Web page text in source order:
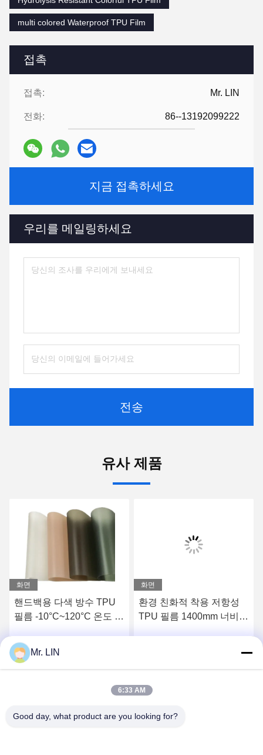
접촉
접촉: Mr. LIN
전화: 86--13192099222
지금 접촉하세요
우리를 메일링하세요
전송
multi colored Waterproof TPU Film
유사 제품
화면
핸드백용 다색 방수 TPU
필름 -10°C~120°C 온도 저
최상의 가격을 얻으세요
화면
환경 친화적 착용 저항성
TPU 필름 1400mm 너비
Mr. LIN
6:33 AM
Good day, what product are you looking for?